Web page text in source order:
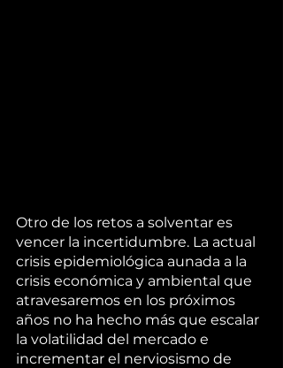
Otro de los retos a solventar es
vencer la incertidumbre. La actual
crisis epidemiológica aunada a la
crisis económica y ambiental que
atravesaremos en los próximos
años no ha hecho más que escalar
la volatilidad del mercado e
incrementar el nerviosismo de